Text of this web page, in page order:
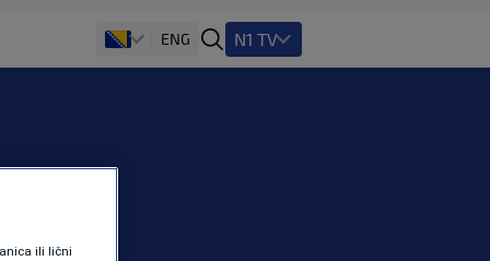
ENG N1 TV
ili lični